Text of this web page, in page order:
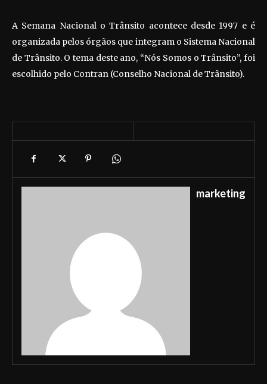
A Semana Nacional o Trânsito acontece desde 1997 e é
organizada pelos órgãos que integram o Sistema Nacional
de Trânsito. O tema deste ano, “Nós Somos o Trânsito”, foi
escolhido pelo Contran (Conselho Nacional de Trânsito).
marketing